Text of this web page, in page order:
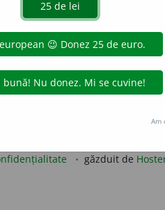
lipsit de adîncime;
inclusiv prin orice metode de extragere
excepția seturilor de date oferite oficial
găzduit de
Am